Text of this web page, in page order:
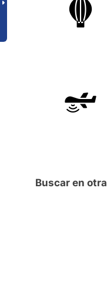
Buscar en